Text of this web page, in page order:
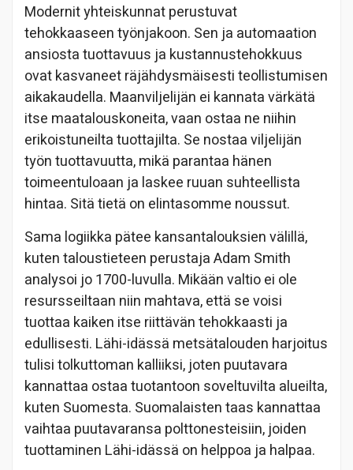
Modernit yhteiskunnat perustuvat
tehokkaaseen työnjakoon. Sen ja automaation
ansiosta tuottavuus ja kustannustehokkuus
ovat kasvaneet räjähdysmäisesti teollistumisen
aikakaudella. Maanviljelijän ei kannata värkätä
itse maatalouskoneita, vaan ostaa ne niihin
erikoistuneilta tuottajilta. Se nostaa viljelijän
työn tuottavuutta, mikä parantaa hänen
toimeentuloaan ja laskee ruuan suhteellista
hintaa. Sitä tietä on elintasomme noussut.
Sama logiikka pätee kansantalouksien välillä,
kuten taloustieteen perustaja Adam Smith
analysoi jo 1700-luvulla. Mikään valtio ei ole
resursseiltaan niin mahtava, että se voisi
tuottaa kaiken itse riittävän tehokkaasti ja
edullisesti. Lähi-idässä metsätalouden harjoitus
tulisi tolkuttoman kalliiksi, joten puutavara
kannattaa ostaa tuotantoon soveltuvilta alueilta,
kuten Suomesta. Suomalaisten taas kannattaa
vaihtaa puutavaransa polttonesteisiin, joiden
tuottaminen Lähi-idässä on helppoa ja halpaa.